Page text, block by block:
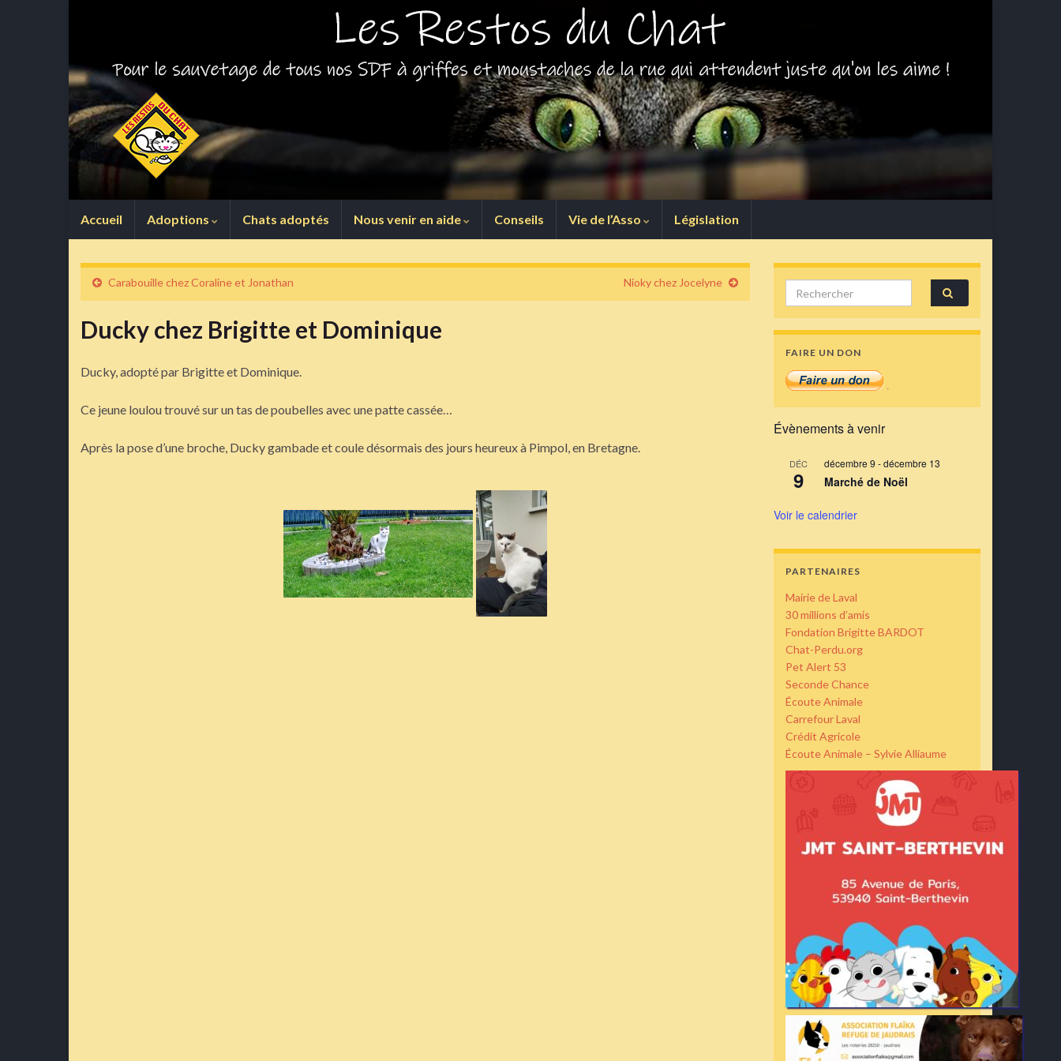
Accueil Adoptions Chats adoptés Nous venir en aide Conseils Vie de l’Asso Législation
Carabouille chez Coraline et Jonathan Nioky chez Jocelyne
Ducky chez Brigitte et Dominique
Ducky, adopté par Brigitte et Dominique.
Ce jeune loulou trouvé sur un tas de poubelles avec une patte cassée…
Après la pose d’une broche, Ducky gambade et coule désormais des jours heureux à Pimpol, en Bretagne.
Search for:
FAIRE UN DON
Évènements à venir
DÉC
9
décembre 9 -décembre 13
Marché de Noël
Voir le calendrier
PARTENAIRES
Mairie de Laval
30 millions d’amis
Fondation Brigitte BARDOT
Chat-Perdu.org
Pet Alert 53
Seconde Chance
Écoute Animale
Carrefour Laval
Crédit Agricole
Écoute Animale – Sylvie Alliaume